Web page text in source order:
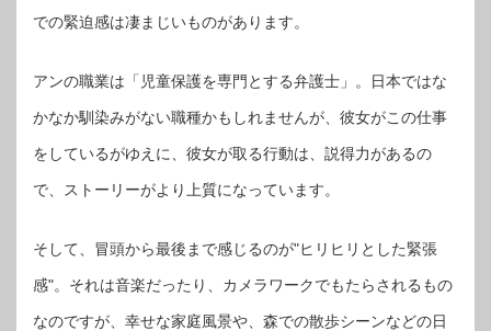
での緊迫感は凄まじいものがあります。
アンの職業は「児童保護を専門とする弁護士」。日本ではな
かなか馴染みがない職種かもしれませんが、彼女がこの仕事
をしているがゆえに、彼女が取る行動は、説得力があるの
で、ストーリーがより上質になっています。
そして、冒頭から最後まで感じるのが"ヒリヒリとした緊張
感"。それは音楽だったり、カメラワークでもたらされるもの
なのですが、幸せな家庭風景や、森での散歩シーンなどの日